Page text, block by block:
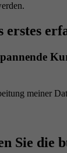
meiner
Sie die